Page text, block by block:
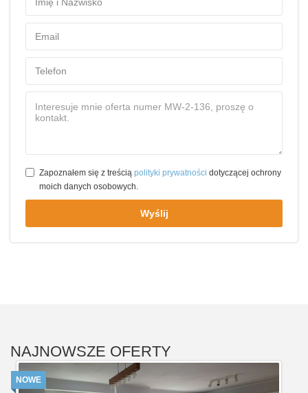
Zapoznałem się z treścią polityki prywatności dotyczącej ochrony
moich danych osobowych.
Wyślij
NAJNOWSZE OFERTY
NOWE